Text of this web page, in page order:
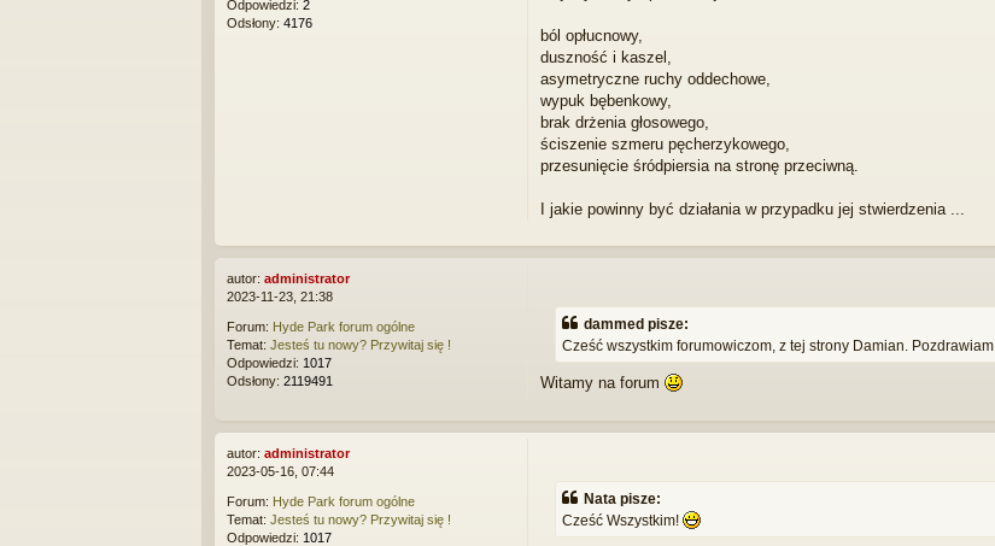
Odpowiedzi: 2
Odsłony: 4176
ból opłucnowy,
duszność i kaszel,
asymetryczne ruchy oddechowe,
wypuk bębenkowy,
brak drżenia głosowego,
ściszenie szmeru pęcherzykowego,
przesunięcie śródpiersia na stronę przeciwną.
I jakie powinny być działania w przypadku jej stwierdzenia ...
autor: administrator
2023-11-23, 21:38
Forum: Hyde Park forum ogólne
Temat: Jesteś tu nowy? Przywitaj się !
Odpowiedzi: 1017
Odsłony: 2119491
dammed pisze:
Cześć wszystkim forumowiczom, z tej strony Damian. Pozdrawiam
Witamy na forum
autor: administrator
2023-05-16, 07:44
Forum: Hyde Park forum ogólne
Temat: Jesteś tu nowy? Przywitaj się !
Odpowiedzi: 1017
Nata pisze:
Cześć Wszystkim!